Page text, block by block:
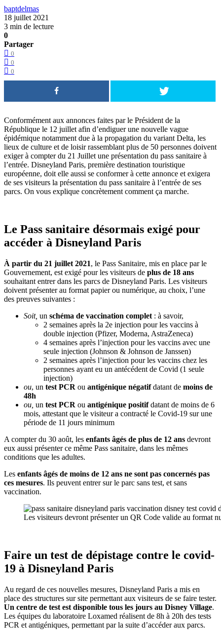
baptdelmas
18 juillet 2021
3 min de lecture
0
Partager
0
0
0
Conformément aux annonces faites par le Président de la
République le 12 juillet afin d’endiguer une nouvelle vague
épidémique notamment due à la propagation du variant Delta, les
lieux de culture et de loisir rassemblant plus de 50 personnes doivent
exiger à compter du 21 Juillet une présentation du pass sanitaire à
l’entrée. Disneyland Paris, première destination touristique
européenne, doit elle aussi se conformer à cette annonce et exigera
de ses visiteurs la présentation du pass sanitaire à l’entrée de ses
parcs. On vous explique concrètement comment ça marche.
Le Pass sanitaire désormais exigé pour
accéder à Disneyland Paris
À partir du 21 juillet 2021, le Pass Sanitaire, mis en place par le
Gouvernement, est exigé pour les visiteurs de plus de 18 ans
souhaitant entrer dans les parcs de Disneyland Paris. Les visiteurs
doivent présenter au format papier ou numérique, au choix, l’une
des preuves suivantes :
Soit, un schéma de vaccination complet : à savoir,
2 semaines après la 2e injection pour les vaccins à
double injection (Pfizer, Moderna, AstraZeneca)
4 semaines après l’injection pour les vaccins avec une
seule injection (Johnson & Johnson de Janssen)
2 semaines après l’injection pour les vaccins chez les
personnes ayant eu un antécédent de Covid (1 seule
injection)
ou, un test PCR ou antigénique négatifdatant de moins de
48h
ou, un test PCR ou antigénique positifdatant de moins de 6
mois, attestant que le visiteur a contracté le Covid-19 sur une
période de 11 jours minimum
A compter du 30 août, les enfants âgés de plus de 12 ans devront
eux aussi présenter ce même Pass sanitaire, dans les mêmes
conditions que les adultes.
Les enfants âgés de moins de 12 ans ne sont pas concernés pas
ces mesures. Ils peuvent entrer sur le parc sans test, et sans
vaccination.
Les visiteurs devront présenter un QR Code valide au format
Faire un test de dépistage contre le covid-
19 à Disneyland Paris
Au regard de ces nouvelles mesures, Disneyland Paris a mis en
place des structures sur site permettant aux visiteurs de se faire tester.
Un centre de test est disponible tous les jours au Disney Village.
Les équipes du laboratoire Loxamed réalisent de 8h à 20h des tests
PCR et antigéniques, permettant par la suite d’accéder aux parcs.